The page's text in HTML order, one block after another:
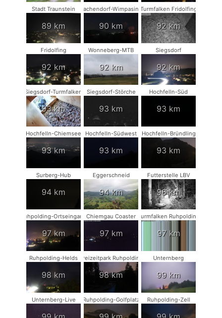
Stadt Traunstein
89 km
Vachendorf-Wimpasing
90 km
Turmfalken Fridolfing
92 km
Fridolfing
92 km
Wonneberg-MTB
92 km
Siegsdorf
92 km
Siegsdorf-Turmfalken
93 km
Siegsdorf-Störche
93 km
Hochfelln-Süd
93 km
Hochfelln-Chiemsee
93 km
Hochfelln-Südwest
93 km
Hochfelln-Bründling
93 km
Surberg-Hub
94 km
Eggerschneid
94 km
Futterstelle LBV
96 km
Ruhpolding-Ortseingang
97 km
Chiemgau Coaster
97 km
Turmfalken Ruhpolding
97 km
Ruhpolding-Helds
98 km
Freizeitpark Ruhpolding
98 km
Unternberg
99 km
Unternberg-Live Ruhpolding-Golfplatz Ruhpolding-Zell